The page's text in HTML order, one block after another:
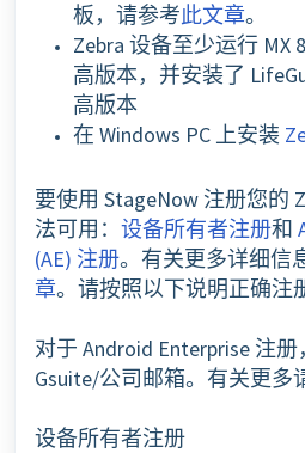
板，请参考此文章。
Zebra 设备至少运行 MX
高版本，并安装了
高版本
在 Windows PC 上安装
要使用 StageNow 注册您的
法可用： 设备所有者注册和
(AE) 注册。有关更多详细信
章。请按照以下说明正确注
对于 Android Enterprise 注
Gsuite/公司邮箱。有关更多
设备所有者注册